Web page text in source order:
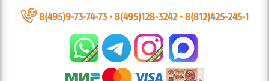
~ 8(495)9-73-74-73•8(495)128-3242•8(812)425-245-1